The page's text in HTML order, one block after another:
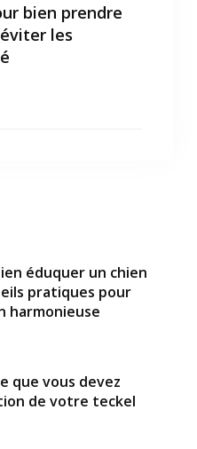
bien prendre
les
éduquer un chien
pratiques pour
harmonieuse
que vous devez
de votre teckel